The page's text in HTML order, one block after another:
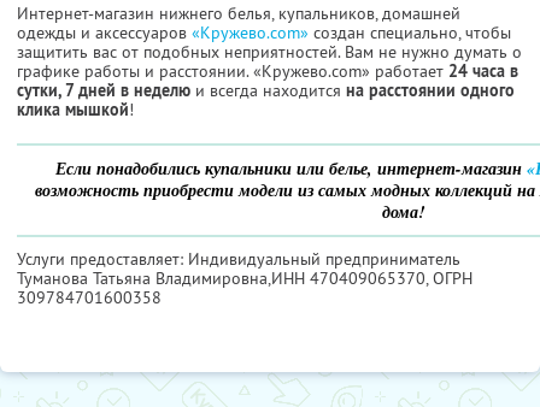
Интернет-магазин нижнего белья, купальников, домашней
одежды и аксессуаров «Кружево.com» создан специально, чтобы
защитить вас от подобных неприятностей. Вам не нужно думать о
графике работы и расстоянии. «Кружево.com» работает 24 часа в
сутки, 7 дней в неделю и всегда находится на расстоянии одного
клика мышкой!
Если понадобились купальники или белье, интернет-магазин
возможность приобрести модели из самых модных коллекций на
дома!
Услуги предоставляет: Индивидуальный предприниматель
Туманова Татьяна Владимировна,ИНН 470409065370, ОГРН
309784701600358